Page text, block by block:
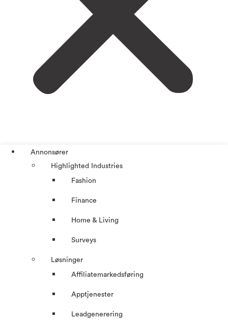
Annonsører
Highlighted Industries
Fashion
Finance
Home & Living
Surveys
Løsninger
Affiliatemarkedsføring
Apptjenester
Leadgenerering